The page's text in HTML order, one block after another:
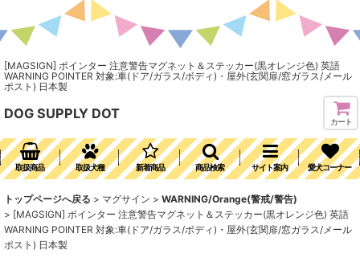
[MAGSIGN] ポインター 注意警告マグネット＆ステッカー(黒オレンジ色) 英語
WARNING POINTER 対象:車(ドア/ガラス/ボディ)・屋外(玄関扉/窓ガラス/メール
ポスト) 日本製
DOG SUPPLY DOT
カート
取扱商品 取扱犬種 新着商品 商品検索 サイト案内 愛犬コーナー
トップページへ戻る > マグサイン > WARNING/Orange(警戒/警告)
> [MAGSIGN] ポインター 注意警告マグネット＆ステッカー(黒オレンジ色) 英語
WARNING POINTER 対象:車(ドア/ガラス/ボディ)・屋外(玄関扉/窓ガラス/メール
ポスト) 日本製